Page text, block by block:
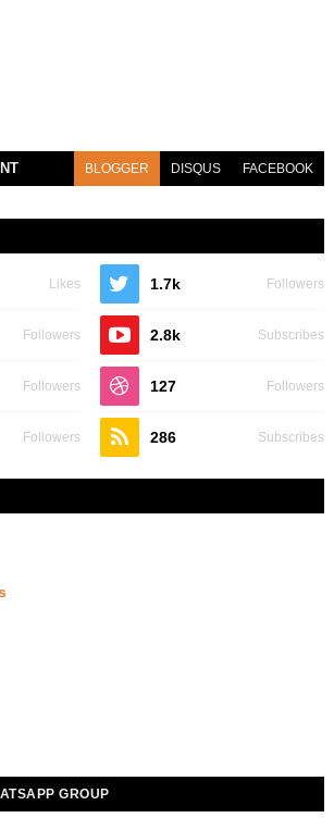
BLOGGER DISQUS FACEBOOK
Likes 1.7k Followers
Followers 2.8k Subscribes
Followers 127 Followers
Followers 286 Subscribes
GROUP